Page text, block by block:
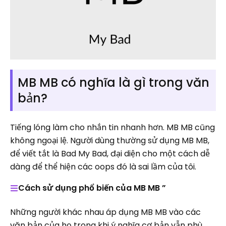
MB MB có nghĩa là gì trong văn
bản?
Tiếng lóng làm cho nhắn tin nhanh hơn. MB MB cũng
không ngoại lệ. Người dùng thường sử dụng MB MB,
để viết tắt là Bad My Bad, đại diện cho một cách dễ
dàng để thể hiện các oops đó là sai lầm của tôi.
Cách sử dụng phổ biến của MB MB ”
Những người khác nhau áp dụng MB MB vào các